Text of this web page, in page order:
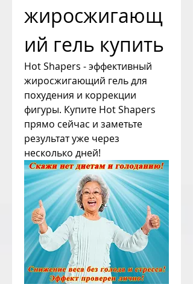
жиросжигающ
ий гель купить
Hot Shapers - эффективный
жиросжигающий гель для
похудения и коррекции
фигуры. Купите Hot Shapers
прямо сейчас и заметьте
результат уже через
несколько дней!